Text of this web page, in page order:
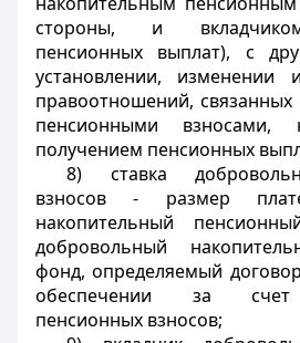
стороны, и
пенсионных выплат), с
установлении, изменении
правоотношений,
пенсионными взносами,
получением пенсионных
8) ставка
взносов - размер
накопительный
добровольный
фонд, определяемый
обеспечении за счет
пенсионных взносов;